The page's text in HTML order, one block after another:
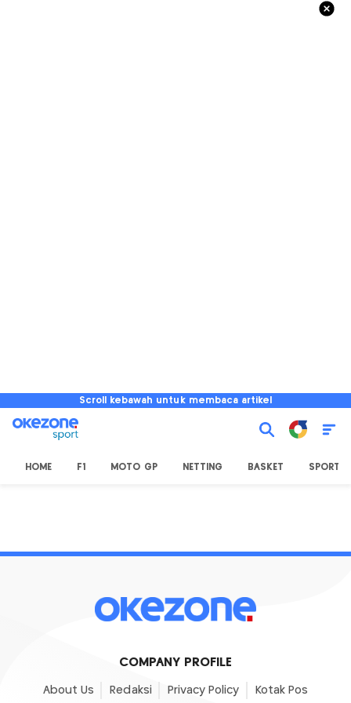
Scroll kebawah untuk membaca artikel
HOME F1 MOTO GP NETTING BASKET SPORT
COMPANY PROFILE
About Us Redaksi Privacy Policy Kotak Pos